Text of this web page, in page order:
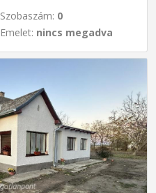
Szobaszám: 0
Emelet: nincs megadva